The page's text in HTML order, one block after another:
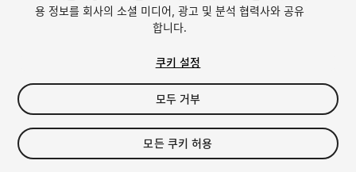
한국어
日本語
Unity에서 에셋 판매
Sell Assets
에셋 스토어 툴
퍼블리셔 로그인
자주 묻는 질문
용 정보를 회사의 소셜 미디어, 광고 및 분석 협력사와 공유
합니다.
쿠키 설정
모두 거부
모든 쿠키 허용